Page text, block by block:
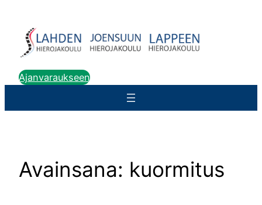
sisältöön
Ajanvaraukseen
Avainsana: kuormitus